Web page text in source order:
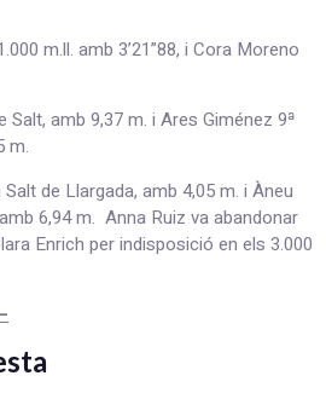
m.ll. amb 3’21”88, i Cora Moreno
Salt, amb 9,37 m. i Ares Giménez 9ª
m.
de Llargada, amb 4,05 m. i Àneu
6,94 m. Anna Ruiz va abandonar
Enrich per indisposició en els 3.000